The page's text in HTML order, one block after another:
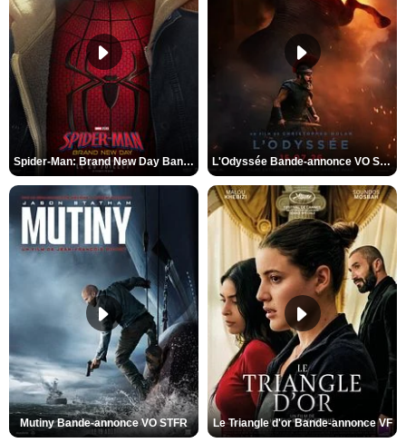
Spider-Man: Brand New Day Bande-annonce VO STFR L'Odyssée Bande-annonce VO STFR
Mutiny Bande-annonce VO STFR Le Triangle d'or Bande-annonce VF